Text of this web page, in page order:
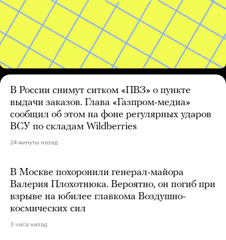
В России снимут ситком «ПВЗ» о пункте
выдачи заказов. Глава «Газпром-медиа»
сообщил об этом на фоне регулярных ударов
ВСУ по складам Wildberries
24 минуты назад
В Москве похоронили генерал-майора
Валерия Плохотнюка. Вероятно, он погиб при
взрыве на юбилее главкома Воздушно-
космических сил
3 часа назад